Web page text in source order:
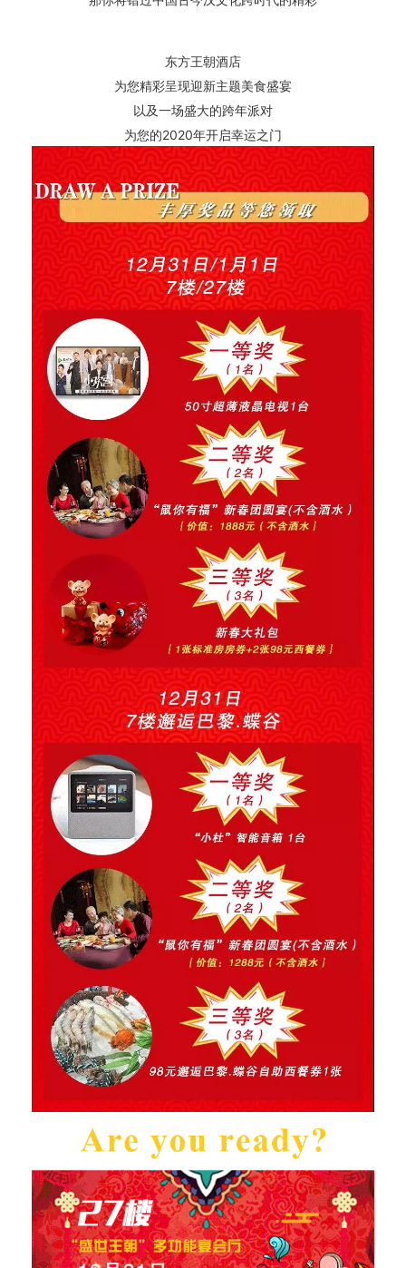
东方王朝酒店
为您精彩呈现迎新主题美食盛宴
以及一场盛大的跨年派对
为您的2020年开启幸运之门